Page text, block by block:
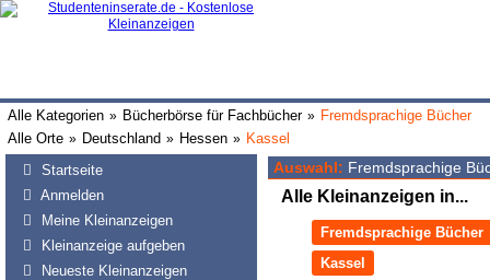
Alle Kategorien » Bücherbörse für Fachbücher » Fremdsprachige Bücher
Alle Orte » Deutschland » Hessen » Kassel
Startseite
Anmelden
Meine Kleinanzeigen
Kleinanzeige aufgeben
Neueste Kleinanzeigen
Auswahl: Fremdsprachige
Alle Kleinanzeigen in...
Fremdsprachige Bücher
Kassel